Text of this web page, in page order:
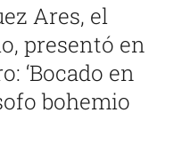
Ares, el
presentó en
‘Bocado en
bohemio